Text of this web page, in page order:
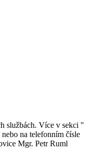
službách. Více v sekci "
na telefonním čísle
Mgr. Petr Ruml